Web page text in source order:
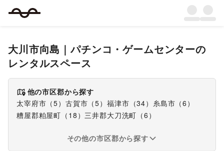
大川市向島 ｜パチンコ・ゲームセンターの
レンタルスペース
他の市区郡から探す
太宰府市 （5） 古賀市 （5） 福津市 （34） 糸島市 （6 ）
糟屋郡粕屋町 （ 18 ）三井郡大刀洗町 （6 ）
その他の市区郡から探す